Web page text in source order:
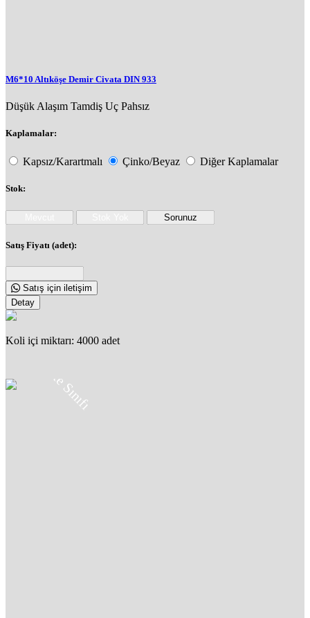
M6*10 Altıköşe Demir Civata DIN 933
Düşük Alaşım Tamdiş Uç Pahsız
Kaplamalar:
Kapsız/Karartmalı Çinko/Beyaz Diğer Kaplamalar
Stok:
Satış Fiyatı (adet):
Satış için iletişim
Detay
Koli içi miktarı: 4000 adet
Kalite Sınıfı